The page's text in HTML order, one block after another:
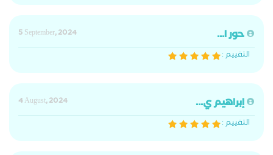
حور ا...
5 September, 2024
التقييم :
إبراهيم ي...
4 August, 2024
التقييم :